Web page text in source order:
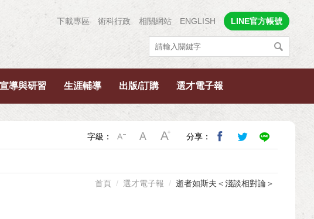
下載專區 術科行政 相關網站 ENGLISH LINE官方帳號
宣導與研習 生涯輔導 出版/訂購 選才電子報
字級： 分享：
首頁 選才電子報 逝者如斯夫＜淺談相對論＞